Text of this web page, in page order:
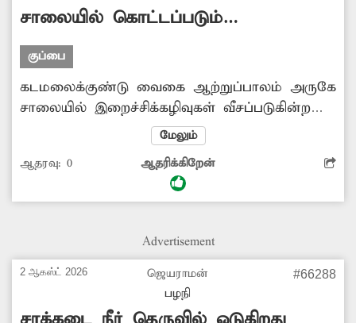
சாலையில் கொட்டப்படும்
இறைச்சிக்கழிவுகள்
குப்பை
கடமலைக்குண்டு வைகை ஆற்றுப்பாலம் அருகே
சாலையில் இறைச்சிக்கழிவுகள் வீசப்படுகின்றன.
இதனால் அந்த பகுதி முழுவதும் துர்நாற்றம்
வீசுவதுடன் சுகாதாரக்கேடும் ஏற்பட்டுள்ளது.
மேலும் பொதுமக்களுக்கு நோய் பரவும்
அபாயமும் உள்ளது. எனவே சாலையில்
அவற்றை கொட்டுபவர்கள் மீதும் கடும்
மேலும்
ஆதரவு: 0 ஆதரிக்கிறேன்
Advertisement
2 ஆகஸ்ட் 2026
ஜெயராமன்
பழநி
#66288